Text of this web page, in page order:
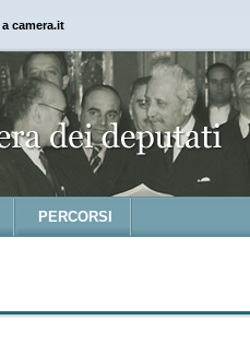
a camera.it
PERCORSI